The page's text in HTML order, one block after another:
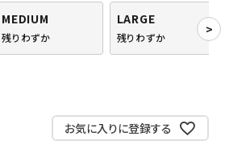
MEDIUM
残りわずか
LARGE
残りわずか
お気に入りに登録する